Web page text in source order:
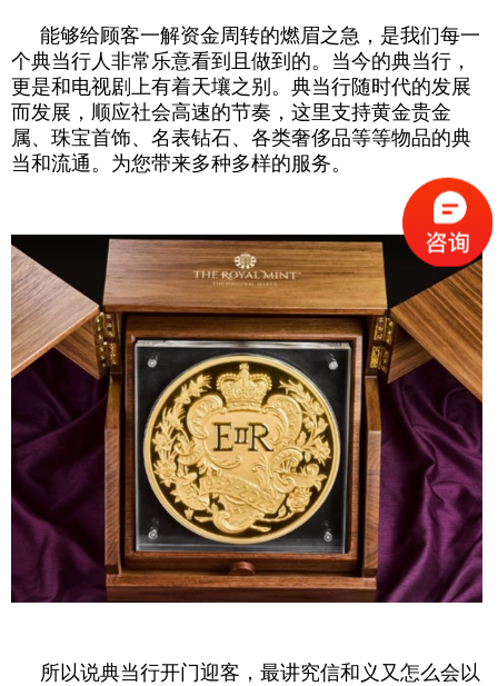
能够给顾客一解资金周转的燃眉之急，是我们每一
个典当行人非常乐意看到且做到的。当今的典当行，
更是和电视剧上有着天壤之别。典当行随时代的发展
而发展，顺应社会高速的节奏，这里支持黄金贵金
属、珠宝首饰、名表钻石、各类奢侈品等等物品的典
当和流通。为您带来多种多样的服务。
所以说典当行开门迎客，最讲究信和义又怎么会以